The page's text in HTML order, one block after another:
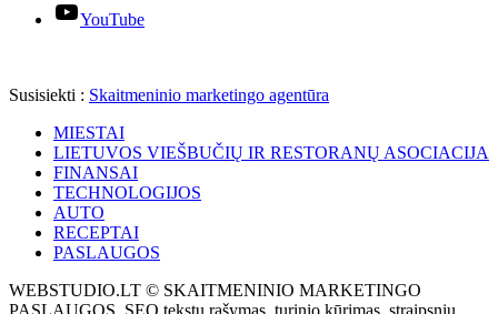
YouTube
Susisiekti : Skaitmeninio marketingo agentūra
MIESTAI
LIETUVOS VIEŠBUČIŲ IR RESTORANŲ ASOCIACIJA
FINANSAI
TECHNOLOGIJOS
AUTO
RECEPTAI
PASLAUGOS
WEBSTUDIO.LT © SKAITMENINIO MARKETINGO
PASLAUGOS. SEO tekstų rašymas, turinio kūrimas, straipsnių